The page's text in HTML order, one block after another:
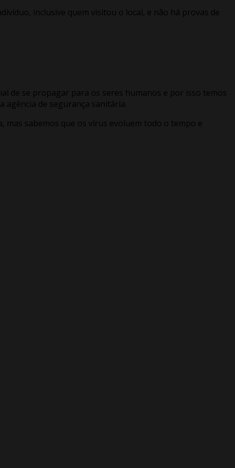
inclusive quem visitou o local, e não há provas de
de se propagar para os seres humanos e por isso temos
agência de segurança sanitária.
mas sabemos que os vírus evoluem todo o tempo e